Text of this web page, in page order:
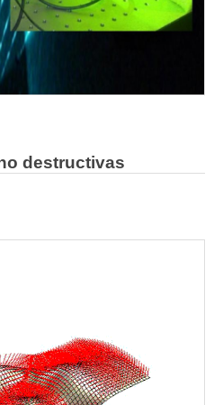
destructivas